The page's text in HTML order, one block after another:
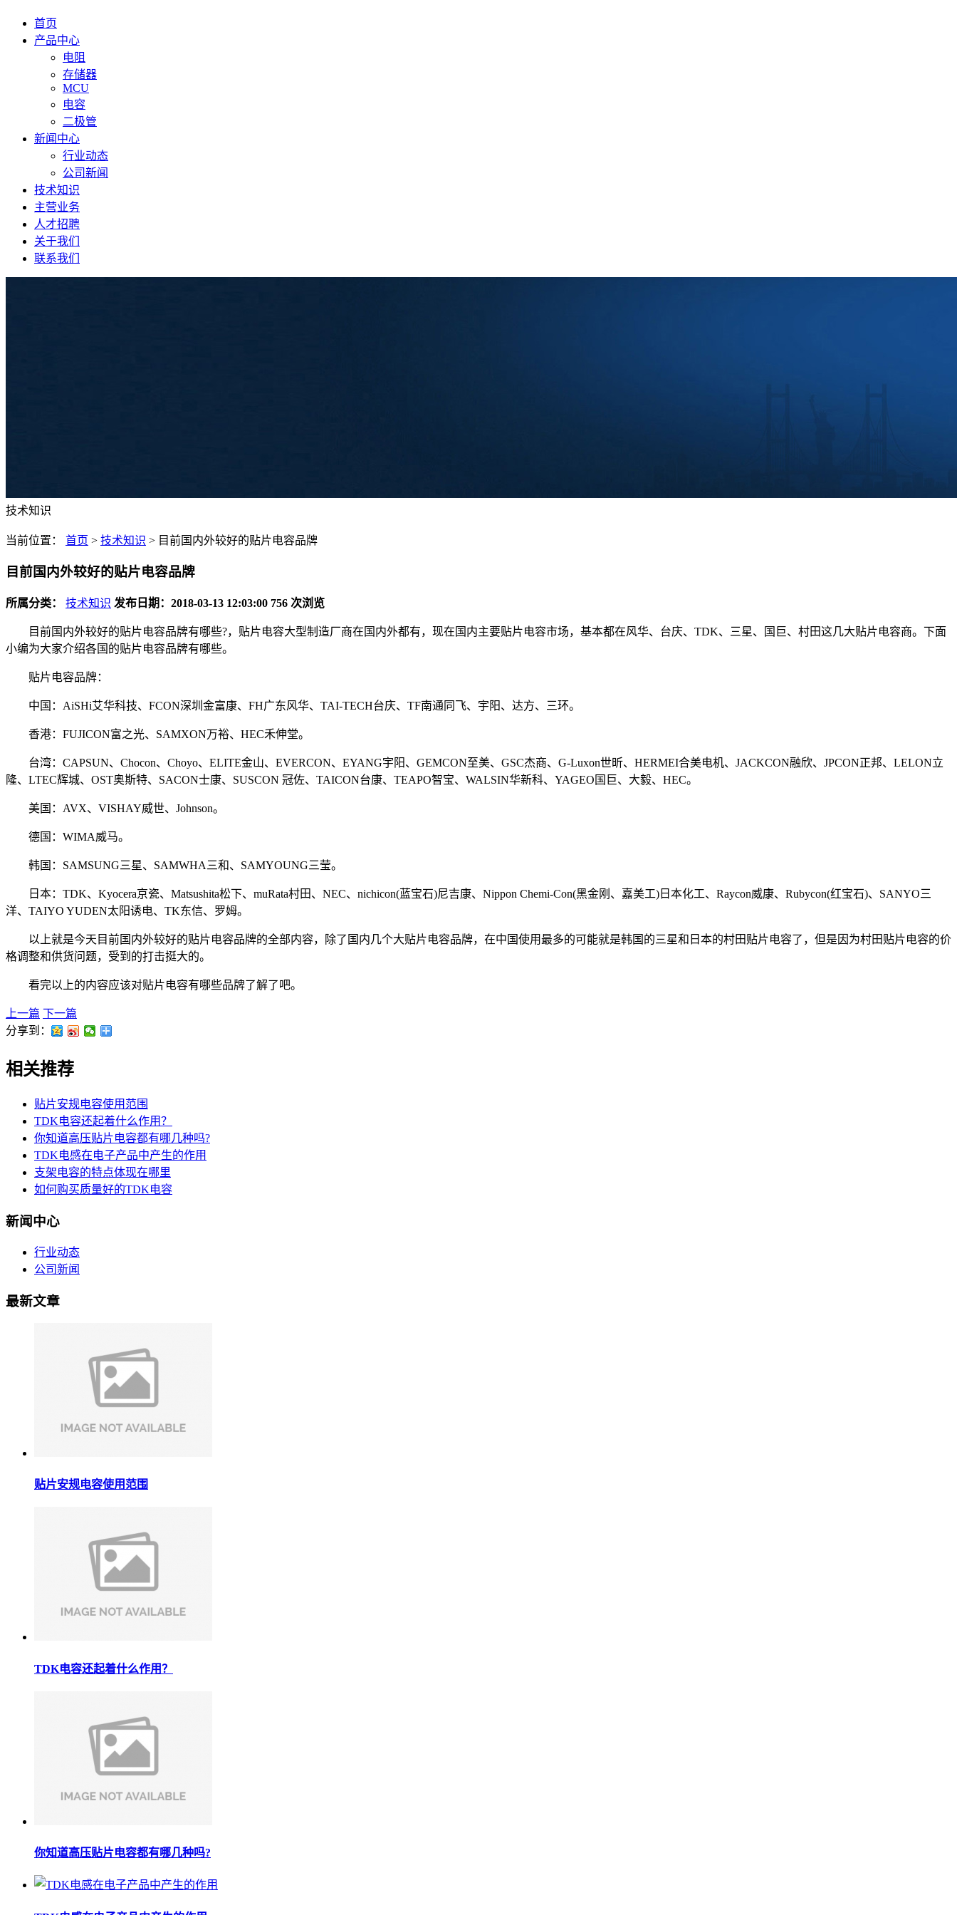
首页
产品中心
电阻
存储器
MCU
电容
二极管
新闻中心
行业动态
公司新闻
技术知识
主营业务
人才招聘
关于我们
联系我们
技术知识
当前位置： 首页 > 技术知识 > 目前国内外较好的贴片电容品牌
目前国内外较好的贴片电容品牌
所属分类： 技术知识 发布日期：2018-03-13 12:03:00 756 次浏览
目前国内外较好的贴片电容品牌有哪些?，贴片电容大型制造厂商在国内外都有，现在国内主要贴片电容市场，基本都在风华、台庆、TDK、三星、国巨、村田这几大贴片电容商。下面
小编为大家介绍各国的贴片电容品牌有哪些。
贴片电容品牌：
中国：AiSHi艾华科技、FCON深圳金富康、FH广东风华、TAI-TECH台庆、TF南通同飞、宇阳、达方、三环。
香港：FUJICON富之光、SAMXON万裕、HEC禾伸堂。
台湾：CAPSUN、Chocon、Choyo、ELITE金山、EVERCON、EYANG宇阳、GEMCON至美、GSC杰商、G-Luxon世昕、HERMEI合美电机、JACKCON融欣、JPCON正邦、LELON立
隆、LTEC辉城、OST奥斯特、SACON士康、SUSCON 冠佐、TAICON台康、TEAPO智宝、WALSIN华新科、YAGEO国巨、大毅、HEC。
美国：AVX、VISHAY威世、Johnson。
德国：WIMA威马。
韩国：SAMSUNG三星、SAMWHA三和、SAMYOUNG三莹。
日本：TDK、Kyocera京瓷、Matsushita松下、muRata村田、NEC、nichicon(蓝宝石)尼吉康、Nippon Chemi-Con(黑金刚、嘉美工)日本化工、Raycon威康、Rubycon(红宝石)、SANYO三
洋、TAIYO YUDEN太阳诱电、TK东信、罗姆。
以上就是今天目前国内外较好的贴片电容品牌的全部内容，除了国内几个大贴片电容品牌，在中国使用最多的可能就是韩国的三星和日本的村田贴片电容了，但是因为村田贴片电容的价
格调整和供货问题，受到的打击挺大的。
看完以上的内容应该对贴片电容有哪些品牌了解了吧。
上一篇 下一篇
分享到：
相关推荐
贴片安规电容使用范围
TDK电容还起着什么作用？
你知道高压贴片电容都有哪几种吗?
TDK电感在电子产品中产生的作用
支架电容的特点体现在哪里
如何购买质量好的TDK电容
新闻中心
行业动态
公司新闻
最新文章
贴片安规电容使用范围
TDK电容还起着什么作用？
你知道高压贴片电容都有哪几种吗?